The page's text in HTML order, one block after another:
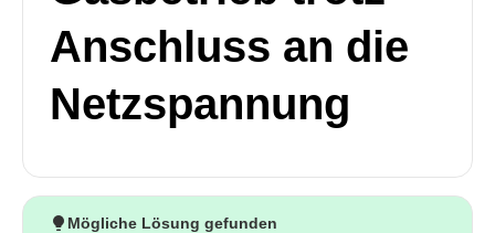
Anschluss an die
Netzspannung
Mögliche Lösung gefunden